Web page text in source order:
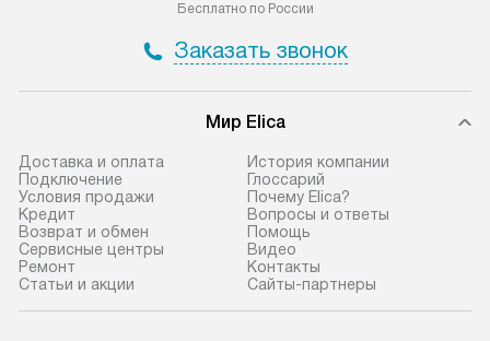
В оговоренный день служба
доставки доставит упакованный
прибор до двери или прихожей.
Если необходимо переместить
пожалуйста, предварительно
уточните это с менеджером.
За данную услугу взимается
дополнительная плата. Важно
учитывать, что если размеры
Готовые
от категории,
к воде, крана и
включает в
Бесплатно по России
Заказать звонок
Мир Elica
Доставка и оплата
Подключение
Условия продажи
Кредит
Возврат и обмен
Сервисные центры
Ремонт
Статьи и акции
История компании
Глоссарий
Почему Elica?
Вопросы и ответы
Помощь
Видео
Контакты
Сайты-партнеры